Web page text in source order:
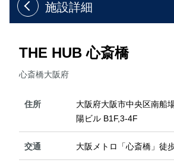
施設詳細
THE HUB 心斎橋
心斎橋大阪府
住所
大阪府大阪市中央区南船
陽ビル B1F,3-4F
交通 大阪メトロ「心斎橋」徒